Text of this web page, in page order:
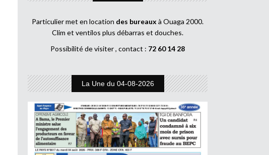
Particulier met en location des bureaux à Ouaga 2000.
Clim et ventilos plus débarras et douches.
Possibilité de visiter , contact : 72 60 14 28
La Une du 04-08-2026